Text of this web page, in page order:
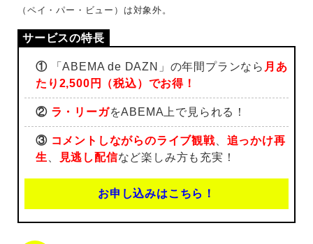
（ペイ・パー・ビュー）は対象外。
①「ABEMA de DAZN」の年間プランなら 月あ
たり2,500円（税込）でお得！
② ラ・リーガをABEMA上で見られる！
③ コメントしながらのライブ観戦、 追っかけ再
生
見逃し配信など楽しみ方も充実！
お申し込みはこちら！